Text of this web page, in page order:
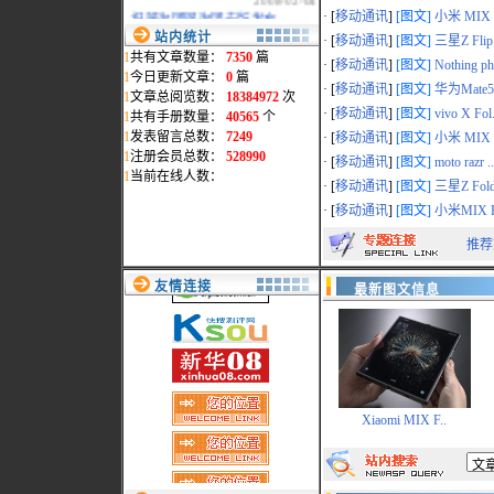
·祝贺淘团网淘团专版发布..
2007-10-19
· www.myreadme.com新域名..
·本站统一采用www.mydigi..
2007-02-15
·地震影响，部分页面打开..
·会员删除通告
·最新添加松下数码相机和..
2006-09-10
站内统计
1共有文章数量： 7350 篇
1今日更新文章： 0 篇
1文章总阅览数： 18384972 次
1共有手册数量： 40565 个
1发表留言总数： 7249
1注册会员总数： 528990
1当前在线人数：
· [移动通讯] [图文] 小米 MIX
· [移动通讯] [图文] 三星Z
· [移动通讯] [图文] Nothing
· [移动通讯] [图文] 华为
· [移动通讯] [图文] vivo X
· [移动通讯] [图文] 小米 MIX
· [移动通讯] [图文] moto razr ..
· [移动通讯] [图文] 三星Z
· [移动通讯] [图文] 小米MIX
推
友情连接 最新图文信息
Xiaomi MIX F..